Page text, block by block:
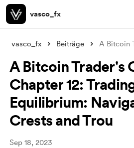
vasco_fx
vasco_fx Beiträge
A Bitcoin Trader's
Chapter 12:
Equilibrium:
Crests and Trou
Sep 18, 2023